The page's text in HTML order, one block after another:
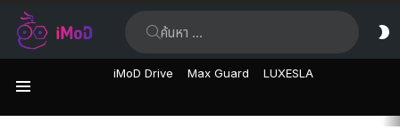
iMoD Drive Max Guard LUXESLA